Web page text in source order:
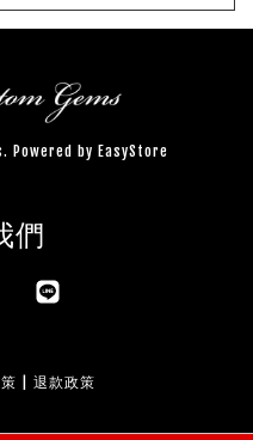
Powered by EasyStore
們
Instagram
退款政策